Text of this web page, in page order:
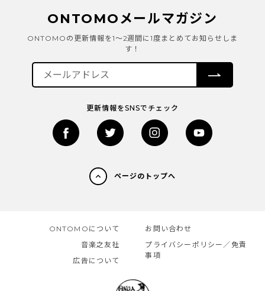
ONTOMOメールマガジン
ONTOMOの更新情報を1～2週間に1度まとめてお知らせしま
す！
更新情報をSNSでチェック
ページのトップへ
ONTOMOについて
音楽之友社
広告について
お問い合わせ
プライバシーポリシー／免責
事項